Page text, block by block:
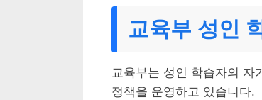
교육부 성인
교육부는 성인 학습자의 자
정책을 운영하고 있습니다.